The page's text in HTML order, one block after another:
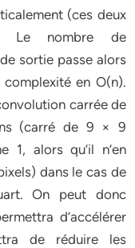
(ces deux
Le nombre de
sortie passe alors
en O(n).
carrée de
(carré de 9 × 9
1, alors qu’il n’en
dans le cas de
On peut donc
d’accélérer
de réduire les